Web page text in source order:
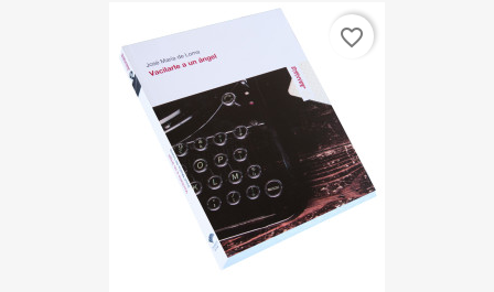
favorite_border